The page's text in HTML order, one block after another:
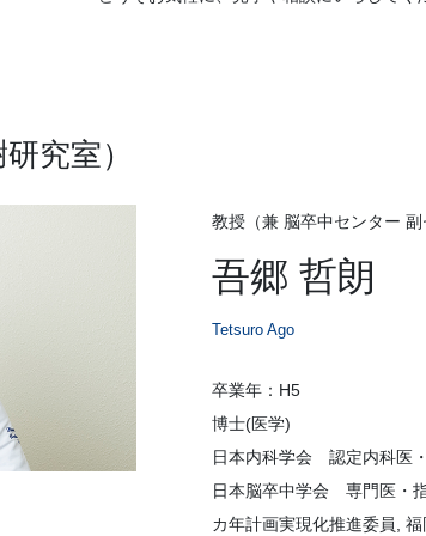
究室）
教授（兼 脳卒中センター
吾郷 哲朗
Tetsuro Ago
卒業年：H5
博士(医学)
日本内科学会 認定内科医
日本脳卒中学会 専門医・
カ年計画実現化推進委員,